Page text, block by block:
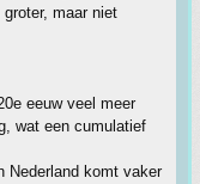
maar niet
eeuw veel meer
wat een cumulatief
Nederland komt vaker